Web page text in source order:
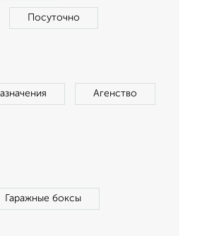
Посуточно
Агенство
Гаражные боксы